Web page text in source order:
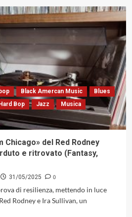
Black Amercan Music
Blues
Hard Bop Jazz
Musica
Chicago» del Red Rodney
e ritrovato (Fantasy,
31/05/2025
0
di resilienza, mettendo in luce
Rodney e Ira Sullivan, un